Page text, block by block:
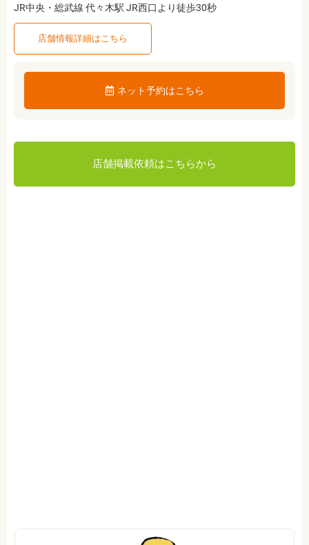
JR中央・総武線 代々木駅 JR西口より徒歩30秒
店舗情報詳細はこちら
ネット予約はこちら
店舗掲載依頼はこちらから